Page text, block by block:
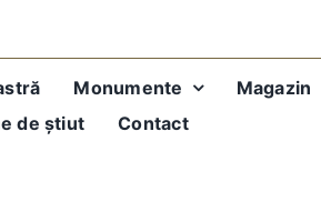
Monumente Magazin
de știut
Contact